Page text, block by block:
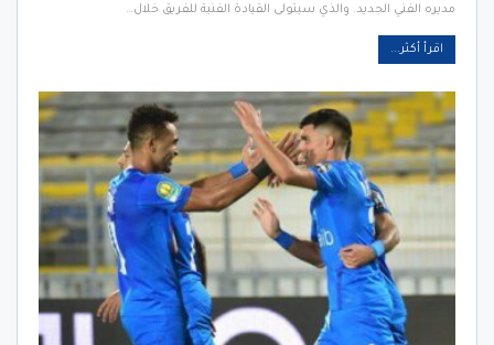
مديره الفني الجديد. والذي سيتولى القيادة الفنية للفريق خلال…
اقرأ أكثر...